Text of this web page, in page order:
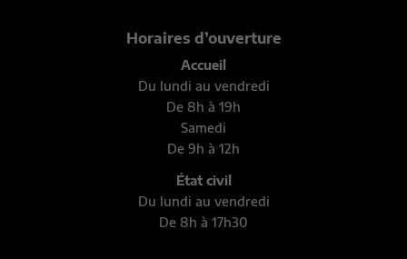
Horaires d’ouverture
Accueil
Du lundi au vendredi
De 8h à 19h
Samedi
De 9h à 12h
État civil
Du lundi au vendredi
De 8h à 17h30